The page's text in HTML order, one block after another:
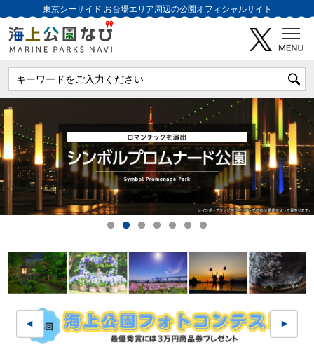
東京シーサイド お台場エリア周辺の公園オフィシャルサイト